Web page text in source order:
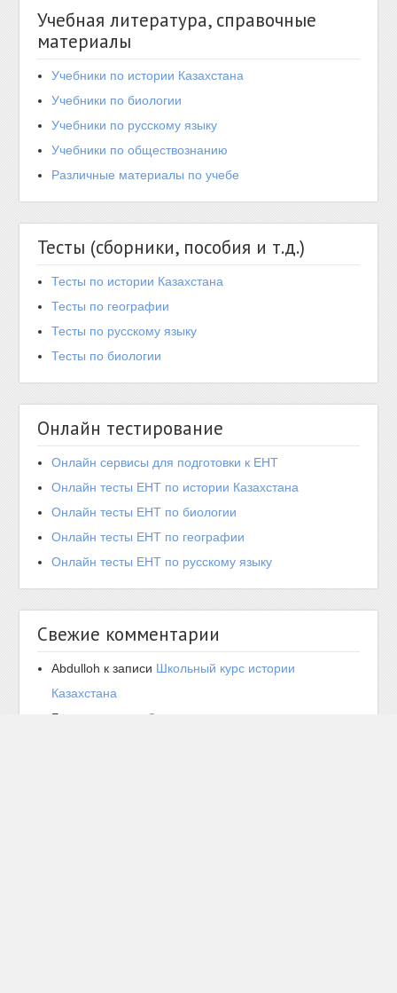
Учебная литература, справочные
материалы
Учебники по истории Казахстана
Учебники по биологии
Учебники по русскому языку
Учебники по обществознанию
Различные материалы по учебе
Тесты (сборники, пособия и т.д.)
Тесты по истории Казахстана
Тесты по географии
Тесты по русскому языку
Тесты по биологии
Онлайн тестирование
Онлайн сервисы для подготовки к ЕНТ
Онлайн тесты ЕНТ по истории Казахстана
Онлайн тесты ЕНТ по биологии
Онлайн тесты ЕНТ по географии
Онлайн тесты ЕНТ по русскому языку
Свежие комментарии
Abdulloh к записи Школьный курс истории
Казахстана
Богдан
Средневековые государства на